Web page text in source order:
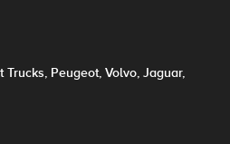
Trucks, Peugeot, Volvo, Jaguar,